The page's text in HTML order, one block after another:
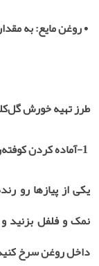
•روغن مایع: به
طرز تهیه خورش
1-آماده کردن کوفته‌ریزه‌ها
یکی از پیازها رو
نمک و فلفل بزنید
داخل روغن سرخ